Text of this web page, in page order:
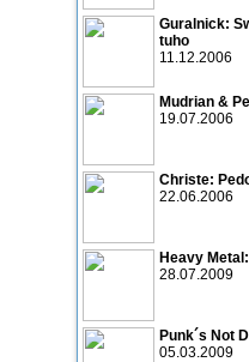
Guralnick:
tuho
11.12.2006
Mudrian &
19.07.2006
Christe:
22.06.2006
Heavy
28.07.2009
Punk´s Not
05.03.2009